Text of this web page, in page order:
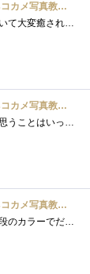
真教室パート2
動物全般に言えることですが、見ていて大変癒されます。飼える動物の中でトップクラスの愛嬌のネコを色々な角度、色々な人の視点、色々なシ�...
真教室パート2
構図やら、猫の表情やらなるほどと思うことはいっぱいです。さらにモノクロなんてへたっぴ～な私が作ったら味気も何もない仕上がりになりそ�...
真教室パート2
今回のテーマはモノクロですね！普段のカラーでだせない味わいがあって素敵です♪ネコさんかわいい！！！ちなみに今回の画像はたまたま通り�...